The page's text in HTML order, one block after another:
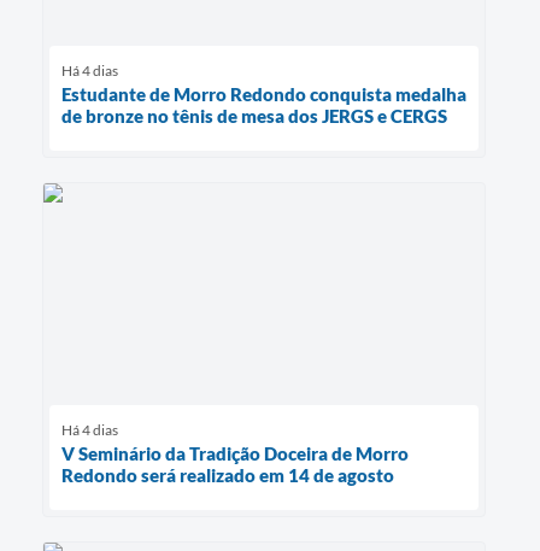
Há 4 dias
Estudante de Morro Redondo conquista medalha
de bronze no tênis de mesa dos JERGS e CERGS
Há 4 dias
V Seminário da Tradição Doceira de Morro
Redondo será realizado em 14 de agosto